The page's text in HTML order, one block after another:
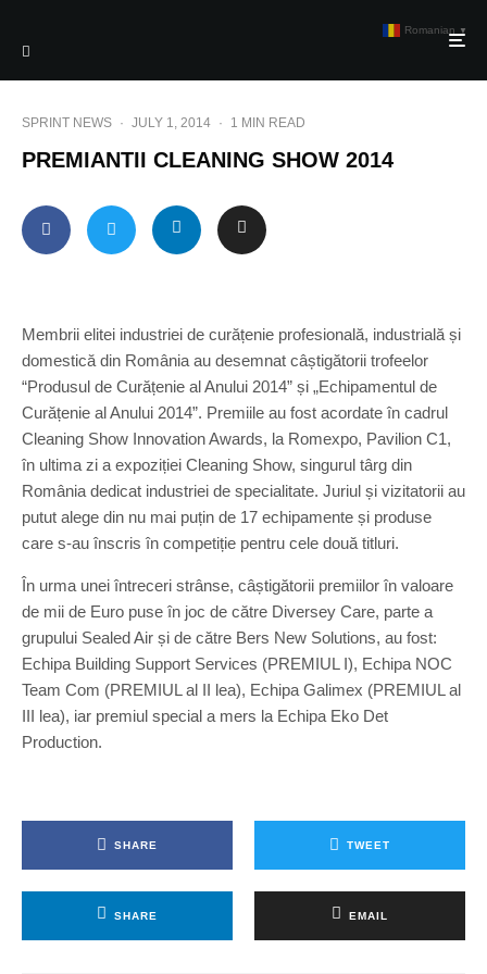
SPRINT NEWS · JULY 1, 2014 · 1 MIN READ
PREMIANTII CLEANING SHOW 2014
Membrii elitei industriei de curățenie profesională, industrială și
domestică din România au desemnat câștigătorii trofeelor
“Produsul de Curățenie al Anului 2014” și „Echipamentul de
Curățenie al Anului 2014”. Premiile au fost acordate în cadrul
Cleaning Show Innovation Awards, la Romexpo, Pavilion C1,
în ultima zi a expoziției Cleaning Show, singurul târg din
România dedicat industriei de specialitate. Juriul și vizitatorii au
putut alege din nu mai puțin de 17 echipamente și produse
care s-au înscris în competiție pentru cele două titluri.
În urma unei întreceri strânse, câștigătorii premiilor în valoare
de mii de Euro puse în joc de către Diversey Care, parte a
grupului Sealed Air și de către Bers New Solutions, au fost:
Echipa Building Support Services (PREMIUL I), Echipa NOC
Team Com (PREMIUL al II lea), Echipa Galimex (PREMIUL al
III lea), iar premiul special a mers la Echipa Eko Det
Production.
SHARE TWEET
SHARE EMAIL
Romanian ▼